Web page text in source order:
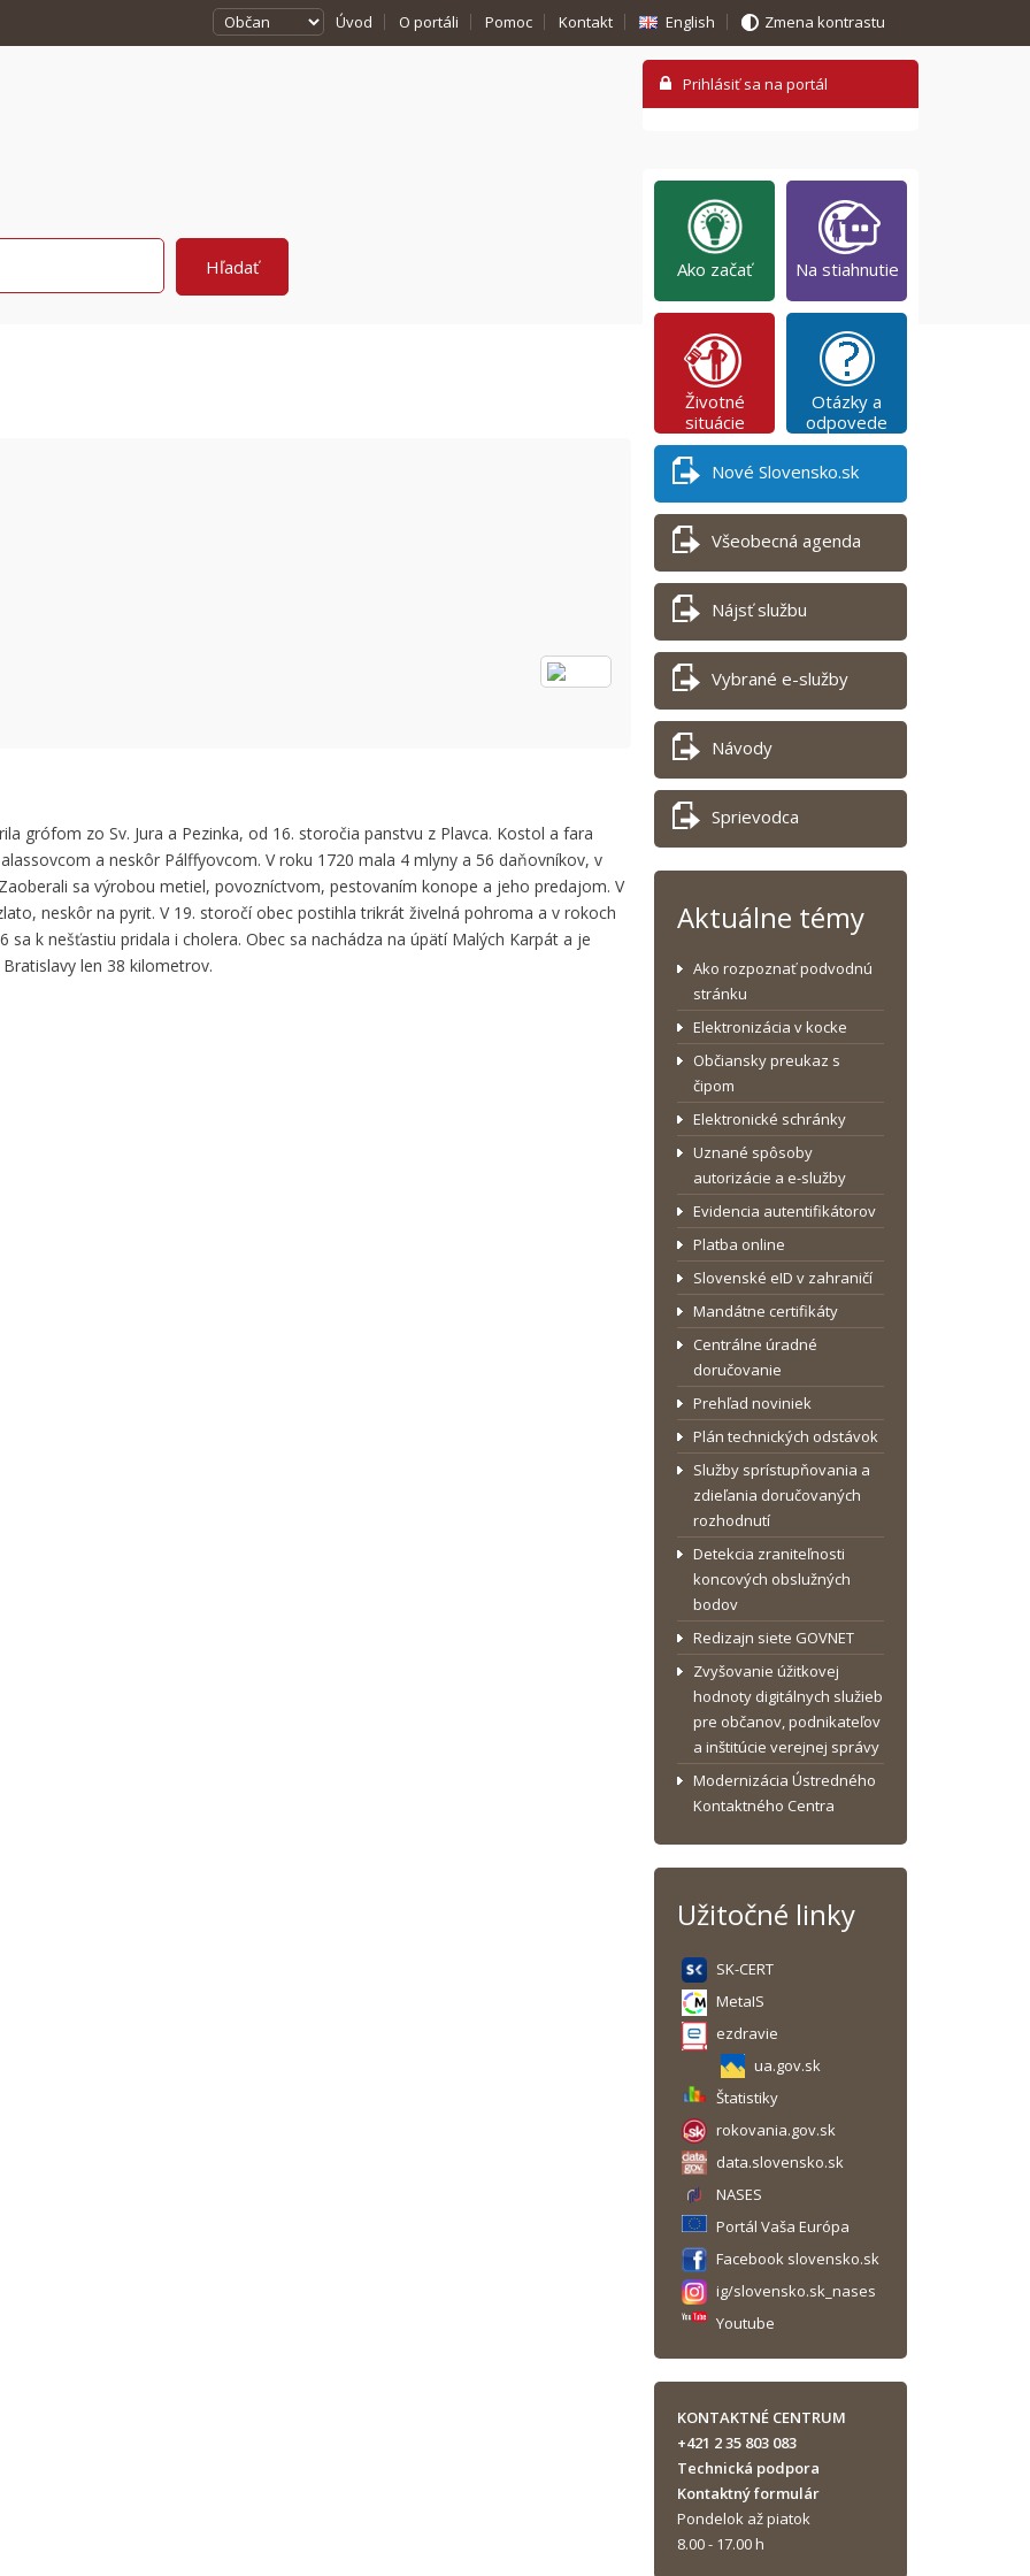
Úvod O portáli Pomoc Kontakt English Zmena kontrastu
grófom zo Sv. Jura a Pezinka, od 16. storočia panstvu z Plavca. Kostol a fara
a neskôr Pálffyovcom. V roku 1720 mala 4 mlyny a 56 daňovníkov, v
sa výrobou metiel, povozníctvom, pestovaním konope a jeho predajom. V
neskôr na pyrit. V 19. storočí obec postihla trikrát živelná pohroma a v rokoch
k nešťastiu pridala i cholera. Obec sa nachádza na úpätí Malých Karpát a je
len 38 kilometrov.
Ako začať Na stiahnutie
Životné
situácie
Otázky a
odpovede
Nové Slovensko.sk
Všeobecná agenda
Nájsť službu
Vybrané e-služby
Návody
Sprievodca
Aktuálne témy
Ako rozpoznať podvodnú
stránku
Elektronizácia v kocke
Občiansky preukaz s
čipom
Elektronické schránky
Uznané spôsoby
autorizácie a e-služby
Evidencia autentifikátorov
Platba online
Slovenské eID v zahraničí
Mandátne certifikáty
Centrálne úradné
doručovanie
Prehľad noviniek
Plán technických odstávok
Služby sprístupňovania a
zdieľania doručovaných
rozhodnutí
Detekcia zraniteľnosti
koncových obslužných
bodov
Redizajn siete GOVNET
Zvyšovanie úžitkovej
hodnoty digitálnych služieb
pre občanov, podnikateľov
a inštitúcie verejnej správy
Modernizácia Ústredného
Kontaktného Centra
Užitočné linky
SK-CERT
MetaIS
ezdravie
ua.gov.sk
Štatistiky
rokovania.gov.sk
data.slovensko.sk
NASES
Portál Vaša Európa
Facebook slovensko.sk
ig/slovensko.sk_nases
Youtube
KONTAKTNÉ CENTRUM
+421 2 35 803 083
Technická podpora
Kontaktný formulár
Pondelok až piatok
8.00 - 17.00 h